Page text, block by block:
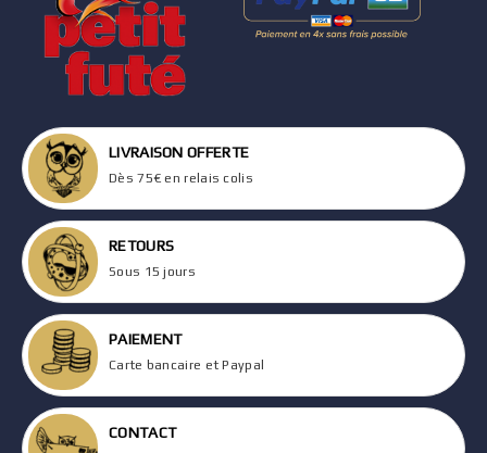
LIVRAISON OFFERTE
Dès 75€ en relais colis
RETOURS
Sous 15 jours
PAIEMENT
Carte bancaire et Paypal
CONTACT